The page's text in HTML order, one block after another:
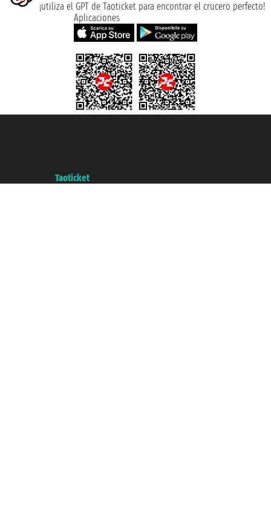
¡utiliza el GPT de Taoticket para encontrar el crucero perfecto!
Aplicaciones
Taoticket